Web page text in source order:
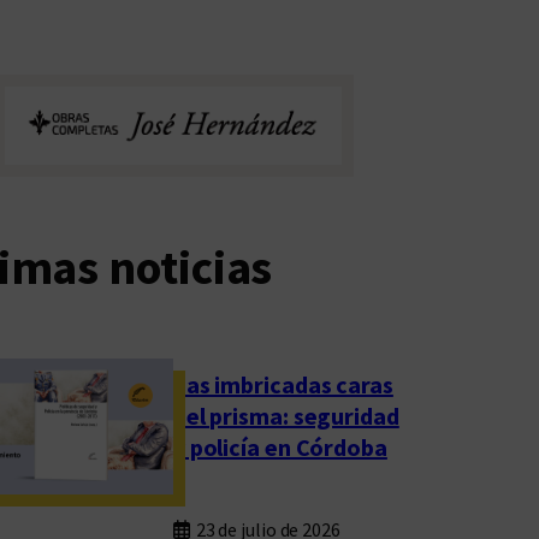
noticias
Las imbricadas caras
del prisma: seguridad
y policía en Córdoba
23 de julio de 2026